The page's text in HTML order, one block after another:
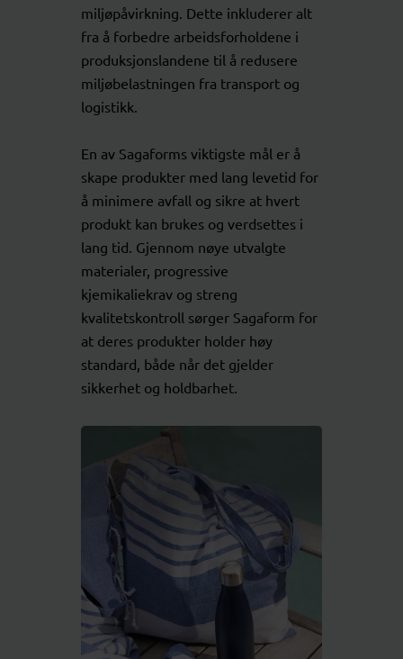
miljøpåvirkning. Dette inkluderer alt
fra å forbedre arbeidsforholdene i
produksjonslandene til å redusere
miljøbelastningen fra transport og
logistikk.
En av Sagaforms viktigste mål er å
skape produkter med lang levetid for
å minimere avfall og sikre at hvert
produkt kan brukes og verdsettes i
lang tid. Gjennom nøye utvalgte
materialer, progressive
kjemikaliekrav og streng
kvalitetskontroll sørger Sagaform for
at deres produkter holder høy
standard, både når det gjelder
sikkerhet og holdbarhet.